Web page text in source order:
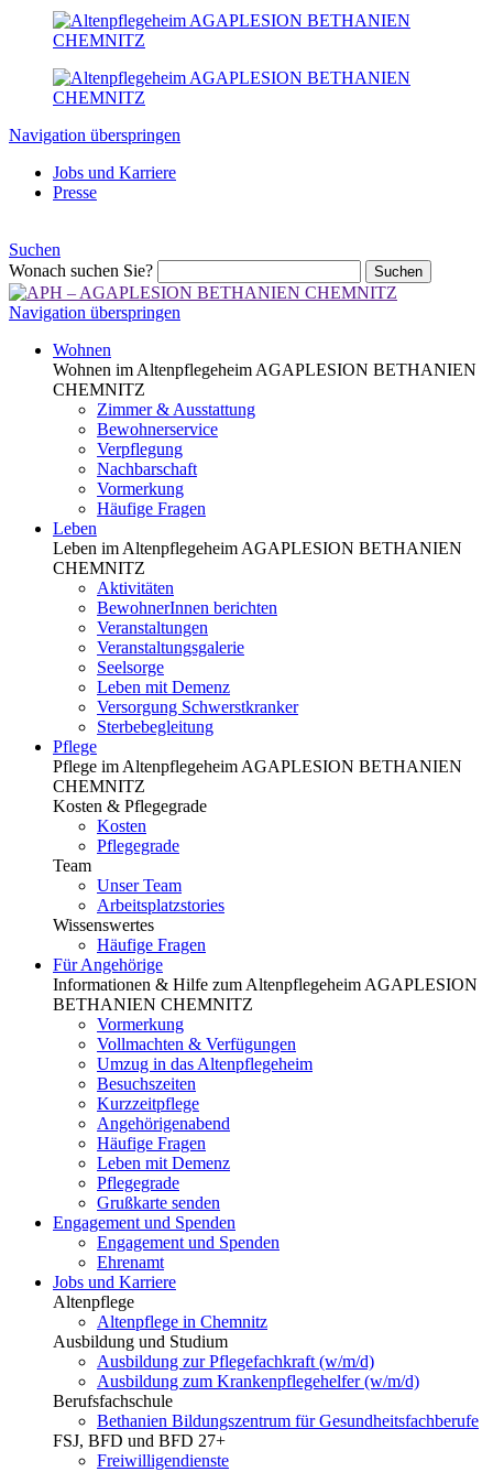
Navigation überspringen
Jobs und Karriere
Presse
Suchen
Wonach suchen Sie?
Suchen
Navigation überspringen
Wohnen
Wohnen im Altenpflegeheim AGAPLESION BETHANIEN
CHEMNITZ
Zimmer & Ausstattung
Bewohnerservice
Verpflegung
Nachbarschaft
Vormerkung
Häufige Fragen
Leben
Leben im Altenpflegeheim AGAPLESION BETHANIEN
CHEMNITZ
Aktivitäten
BewohnerInnen berichten
Veranstaltungen
Veranstaltungsgalerie
Seelsorge
Leben mit Demenz
Versorgung Schwerstkranker
Sterbebegleitung
Pflege
Pflege im Altenpflegeheim AGAPLESION BETHANIEN
CHEMNITZ
Kosten & Pflegegrade
Kosten
Pflegegrade
Team
Unser Team
Arbeitsplatzstories
Wissenswertes
Häufige Fragen
Für Angehörige
Informationen & Hilfe zum Altenpflegeheim AGAPLESION
BETHANIEN CHEMNITZ
Vormerkung
Vollmachten & Verfügungen
Umzug in das Altenpflegeheim
Besuchszeiten
Kurzzeitpflege
Angehörigenabend
Häufige Fragen
Leben mit Demenz
Pflegegrade
Grußkarte senden
Engagement und Spenden
Engagement und Spenden
Ehrenamt
Jobs und Karriere
Altenpflege
Altenpflege in Chemnitz
Ausbildung und Studium
Ausbildung zur Pflegefachkraft (w/m/d)
Ausbildung zum Krankenpflegehelfer (w/m/d)
Berufsfachschule
Bethanien Bildungszentrum für Gesundheitsfachberufe
FSJ, BFD und BFD 27+
Freiwilligendienste